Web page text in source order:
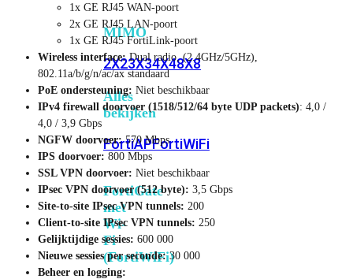
MIMO
2X23X34X48X8
Alles
bekijken
FortiAPFortiWiFi
FortiGate
met
Wi-
Fi
(FortiWiFi)
1x GE RJ45 WAN-poort
2x GE RJ45 LAN-poort
1x GE RJ45 FortiLink-poort
Wireless interface:Dual radio, (2.4GHz/5GHz),
802.11a/b/g/n/ac/ax standaard
PoE ondersteuning: Niet beschikbaar
IPv4 firewall doorvoer (1518/512/64 byte UDP packets): 4,0 /
4,0 / 3,9 Gbps
NGFW doorvoer:570 Mbps
IPS doorvoer: 800 Mbps
SSL VPN doorvoer: Niet beschikbaar
IPsec VPN doorvoer (512 byte): 3,5 Gbps
Site-to-site IPsec VPN tunnels: 200
Client-to-site IPsec VPN tunnels: 250
Gelijktijdige sessies: 600 000
Nieuwe sessies per seconde:30 000
Beheer en logging: